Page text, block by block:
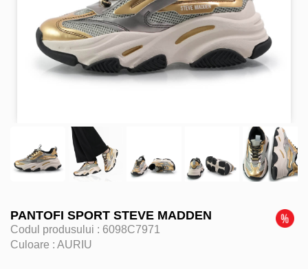
PANTOFI SPORT STEVE MADDEN
Codul produsului : 6098C7971
Culoare : AURIU